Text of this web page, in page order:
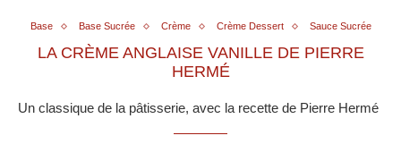
Base Base Sucrée Crème Crème Dessert Sauce Sucrée
LA CRÈME ANGLAISE VANILLE DE PIERRE
HERMÉ
Un classique de la pâtisserie, avec la recette de Pierre Hermé